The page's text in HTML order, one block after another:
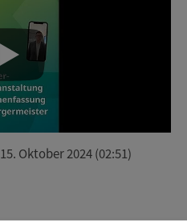
Oktober 2024 (02:51)